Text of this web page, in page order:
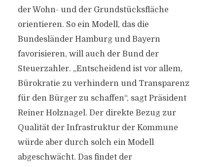
der Wohn- und der Grundstücksfläche
orientieren. So ein Modell, das die
Bundesländer Hamburg und Bayern
favorisieren, will auch der Bund der
Steuerzahler. „Entscheidend ist vor allem,
Bürokratie zu verhindern und Transparenz
für den Bürger zu schaffen“, sagt Präsident
Reiner Holznagel. Der direkte Bezug zur
Qualität der Infrastruktur der Kommune
würde aber durch solch ein Modell
abgeschwächt. Das findet der